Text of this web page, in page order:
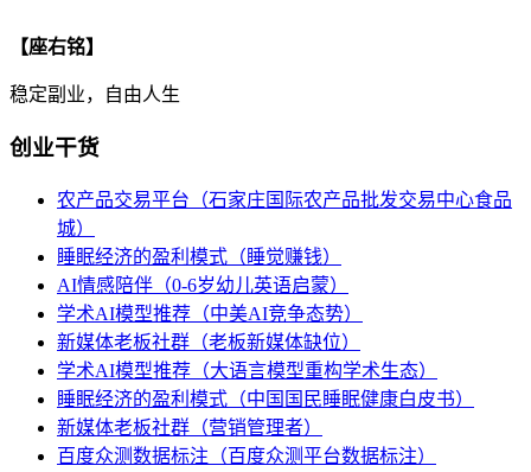
【座右铭】
稳定副业，自由人生
创业干货
农产品交易平台（石家庄国际农产品批发交易中心食品
城）
睡眠经济的盈利模式（睡觉赚钱）
AI情感陪伴（0-6岁幼儿英语启蒙）
学术AI模型推荐（中美AI竞争态势）
新媒体老板社群（老板新媒体缺位）
学术AI模型推荐（大语言模型重构学术生态）
睡眠经济的盈利模式（中国国民睡眠健康白皮书）
新媒体老板社群（营销管理者）
百度众测数据标注（百度众测平台数据标注）